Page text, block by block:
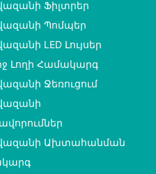
Ֆիլտրեր
Պոմպեր
LED Լույսեր
Լողի Համակարգ
Ջեռուցում
Ախտահանման